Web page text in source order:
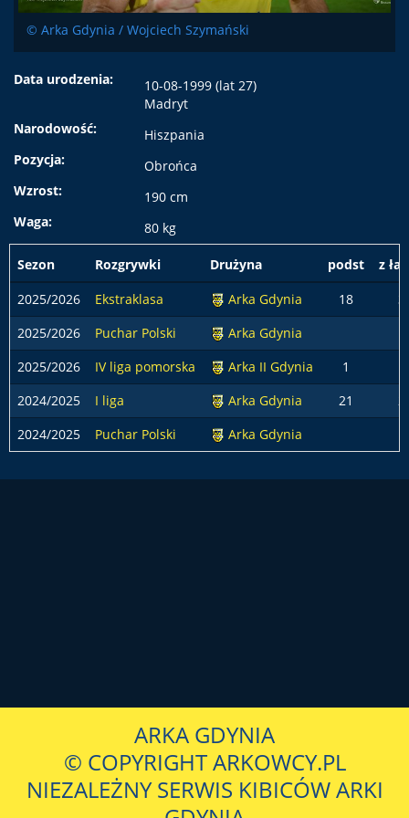
© Arka Gdynia / Wojciech Szymański
Data urodzenia:
10-08-1999 (lat 27)
Madryt
Narodowość:
Hiszpania
Pozycja:
Obrońca
Wzrost:
190 cm
Waga:
80 kg
Sezon Rozgrywki Drużyna podst
z
2025/2026
Ekstraklasa Arka Gdynia 18
3
2025/2026
Puchar Polski
Arka Gdynia
2025/2026
IV liga pomorska Arka II Gdynia
1
2024/2025
I liga Arka Gdynia 21
2
2024/2025
Puchar Polski Arka Gdynia
ARKA GDYNIA
© COPYRIGHT ARKOWCY.PL
NIEZALEŻNY SERWIS KIBICÓW ARKI